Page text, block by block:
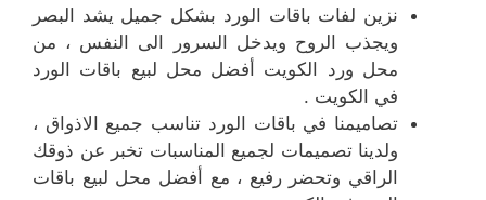
نزين لفات باقات الورد بشكل جميل يشد البصر
ويجذب الروح ويدخل السرور الى النفس ، من
محل ورد الكويت أفضل محل لبيع باقات الورد
في الكويت .
تصاميمنا في باقات الورد تناسب جميع الاذواق ،
ولدينا تصميمات لجميع المناسبات تخبر عن ذوقك
الراقي وتحضر رفيع ، مع أفضل محل لبيع باقات